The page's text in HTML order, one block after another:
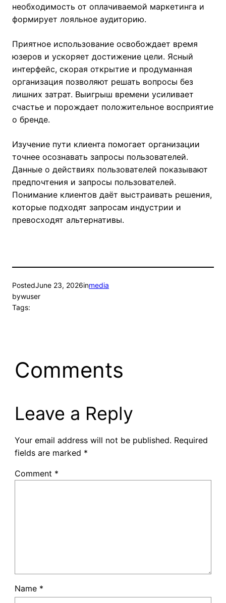
необходимость от оплачиваемой маркетинга и
формирует лояльное аудиторию.
Приятное использование освобождает время
юзеров и ускоряет достижение цели. Ясный
интерфейс, скорая открытие и продуманная
организация позволяют решать вопросы без
лишних затрат. Выигрыш времени усиливает
счастье и порождает положительное восприятие
о бренде.
Изучение пути клиента помогает организации
точнее осознавать запросы пользователей.
Данные о действиях пользователей показывают
предпочтения и запросы пользователей.
Понимание клиентов даёт выстраивать решения,
которые подходят запросам индустрии и
превосходят альтернативы.
PostedJune 23, 2026inmedia
bywuser
Tags:
Comments
Leave a Reply
Your email address will not be published. Required
fields are marked *
Comment *
Name *